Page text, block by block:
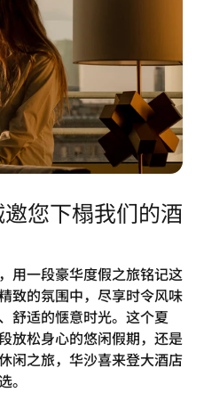
您下榻我们的酒
用一段豪华度假之旅铭记这
致的氛围中，尽享时令风味
舒适的惬意时光。这个夏
放松身心的悠闲假期，还是
闲之旅，华沙喜来登大酒店
。